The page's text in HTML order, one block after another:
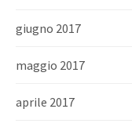
giugno 2017
maggio 2017
aprile 2017